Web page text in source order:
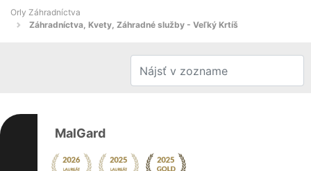
Orly Záhradníctva
Záhradníctva, Kvety, Záhradné služby - Veľký Krtíš
MalGard